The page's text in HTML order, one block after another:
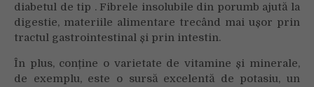
diabetul de tip . Fibrele insolubile din porumb ajută la
digestie, materiile alimentare trecând mai ușor prin
tractul gastrointestinal și prin intestin.
În plus, conține o varietate de vitamine și minerale,
de exemplu, este o sursă excelentă de potasiu, un